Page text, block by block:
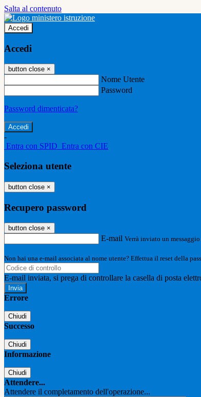
Salta al contenuto
Accedi
Accedi
button close ×
Nome Utente
Password
Password dimenticata?
-
Entra con SPID Entra con CIE
Seleziona utente
button close ×
Recupero password
button close ×
E-mail Verrà inviato un
Non hai una e-mail associata al nome utente? Effettua il reset della
E-mail inviata, si prega di controllare la casella di posta
Errore
Chiudi
Successo
Chiudi
Informazione
Chiudi
Attendere...
Attendere il completamento dell'operazione...